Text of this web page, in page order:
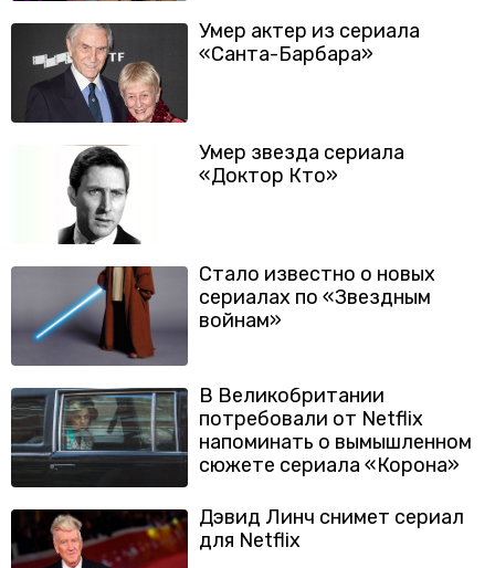
Умер актер из сериала
«Санта-Барбара»
Умер звезда сериала
«Доктор Кто»
Стало известно о новых
сериалах по «Звездным
войнам»
В Великобритании
потребовали от Netflix
напоминать о вымышленном
сюжете сериала «Корона»
Дэвид Линч снимет сериал
для Netflix